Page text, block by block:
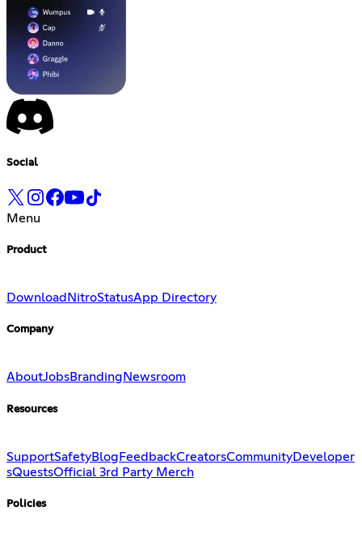
Social
Menu
Product
Download NitroStatusApp Directory
Company
AboutJobsBranding Newsroom
Resources
SupportSafetyBlog FeedbackCreatorsCommunityDeveloper
sQuestsOfficial 3rd Party Merch
Policies